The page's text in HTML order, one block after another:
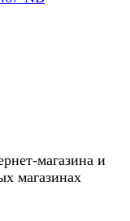
магазина и
магазинах